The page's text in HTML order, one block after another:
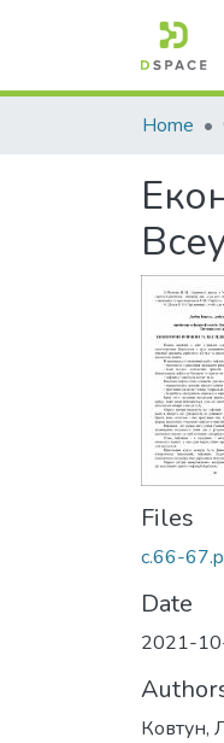
Home
Files
с.66-
Date
2021-
Ковтун,